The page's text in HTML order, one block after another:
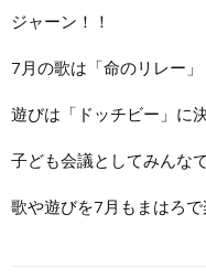
ジャーン！！
7月の歌は「命のリレー」
遊びは「ドッチビー」に
子ども会議としてみんな
歌や遊びを7月もまはろ